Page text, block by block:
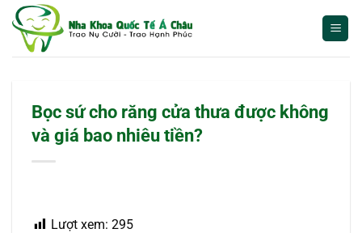
qua
Bọc sứ cho răng cửa thưa được không
và giá bao nhiêu tiền?
Lượt xem: 295